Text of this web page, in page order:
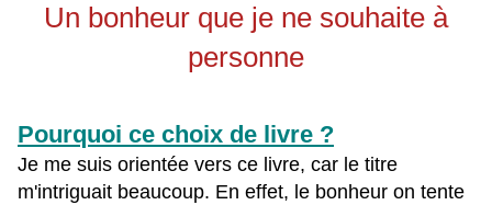
Un bonheur que je ne souhaite à
personne
Pourquoi ce choix de livre ?
Je me suis orientée vers ce livre, car le titre
m'intriguait beaucoup. En effet, le bonheur on tente